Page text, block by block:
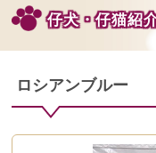
動
仔犬・仔猫紹
ロシアンブルー